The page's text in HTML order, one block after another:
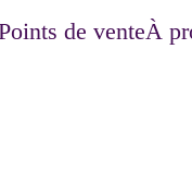
de venteÀ